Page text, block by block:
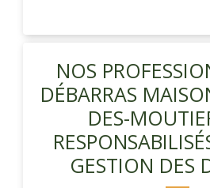
NOS
DÉBARRAS
DES-
GESTION DES